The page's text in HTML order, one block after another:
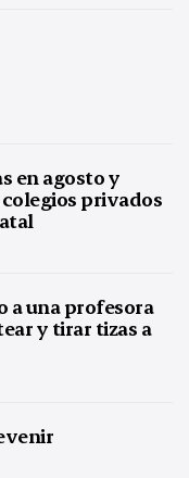
en agosto y
privados
a una profesora
y tirar tizas a